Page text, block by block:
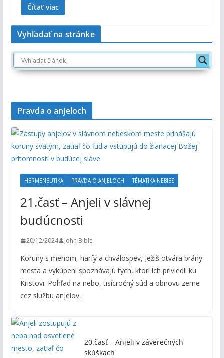
Čítať viac
Vyhľadať na stránke
Pravda o anjeloch
HERMENEUTIKA PRAVDA O ANJELOCH TÉMATIKA NEBIES
21.časť – Anjeli v slávnej
budúcnosti
20/12/2024 John Bible
Koruny s menom, harfy a chválospev, Ježiš otvára brány
mesta a vykúpení spoznávajú tých, ktorí ich priviedli ku
Kristovi. Pohľad na nebo, tisícročný súd a obnovu zeme
cez službu anjelov.
20.časť – Anjeli v záverečných
skúškach